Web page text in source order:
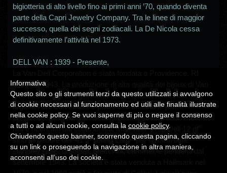
bigiotteria di alto livello fino ai primi anni ’70, quando diventa
parte della Capri Jewelry Company. Tra le linee di maggior
successo, quella dei segni zodiacali. La De Nicola cessa
definitivamente l’attività nel 1973.
DELL VAN : 1939 - Presente,
USA nel 1943. La produzione di alta qualità dei bijoux di Van
Dell assomiglia alla gioielleria di alta qualità realizzata in
argento, oro con strass e pietre che imitano le pietre
preziose.Il bijoux di Van Dell non è mai stata a buon mercato,
ma è ricercato dai collezionisti. Marchiati: "Van Dell 12 gf”
sino all’ottobre del ‘41", "Young Lady" per i gioielli delle
signore, spille, bracciali, orecchini, cammei, e pendenti dal
settembre 1943. La società è stata venduta a Hallmark nel
Informativa
Questo sito o gli strumenti terzi da questo utilizzati si avvalgono
di cookie necessari al funzionamento ed utili alle finalità illustrate
nella cookie policy. Se vuoi saperne di più o negare il consenso
a tutti o ad alcuni cookie, consulta la cookie policy.
Chiudendo questo banner, scorrendo questa pagina, cliccando
su un link o proseguendo la navigazione in altra maniera,
acconsenti all’uso dei cookie.